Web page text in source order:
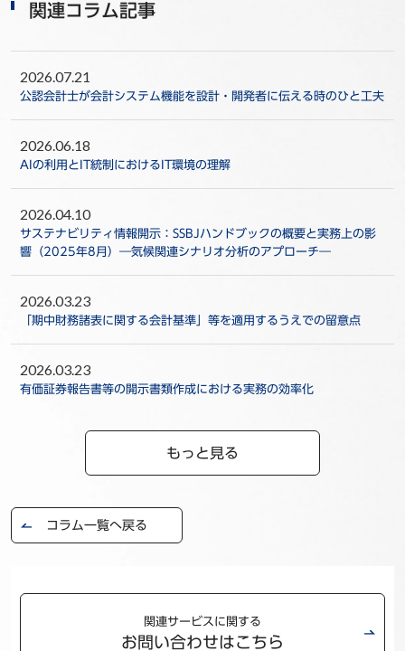
関連コラム記事
2026.07.21
公認会計士が会計システム機能を設計・開発者に伝える時のひと工夫
2026.06.18
AIの利用とIT統制におけるIT環境の理解
2026.04.10
サステナビリティ情報開示：SSBJハンドブックの概要と実務上の影
響（2025年8月）―気候関連シナリオ分析のアプローチ―
2026.03.23
「期中財務諸表に関する会計基準」等を適用するうえでの留意点
2026.03.23
有価証券報告書等の開示書類作成における実務の効率化
もっと見る
コラム一覧へ戻る
関連サービスに関する
お問い合わせはこちら